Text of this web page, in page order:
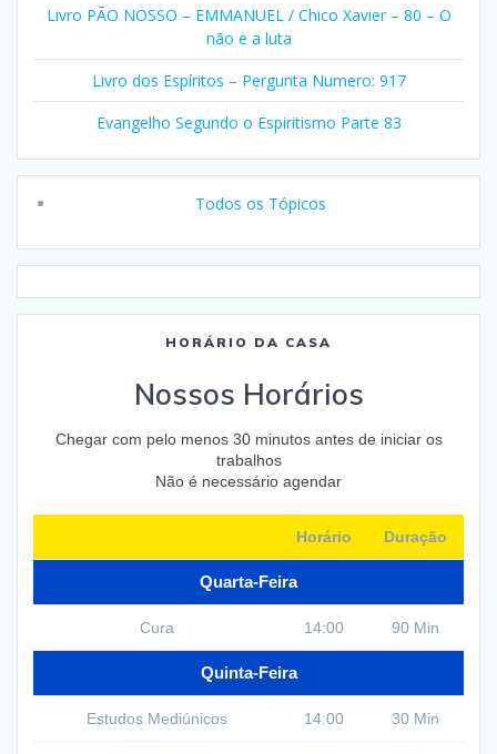
Livro PÃO NOSSO – EMMANUEL / Chico Xavier – 80 – O
não e a luta
Livro dos Espíritos – Pergunta Numero: 917
Evangelho Segundo o Espiritismo Parte 83
Todos os Tópicos
HORÁRIO DA CASA
Nossos Horários
Chegar com pelo menos 30 minutos antes de iniciar os
trabalhos
Não é necessário agendar
Horário Duração
Quarta-Feira
Cura 14:00 90 Min
Quinta-Feira
Estudos Mediúnicos 14:00 30 Min